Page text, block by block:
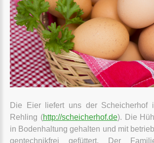
Die Eier liefert uns der Scheicherhof
Rehling (http://scheicherhof.de). Die
in Bodenhaltung gehalten und mit
gentechnikfrei gefüttert. Der